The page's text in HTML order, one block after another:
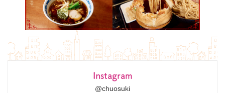
Instagram
@chuosuki